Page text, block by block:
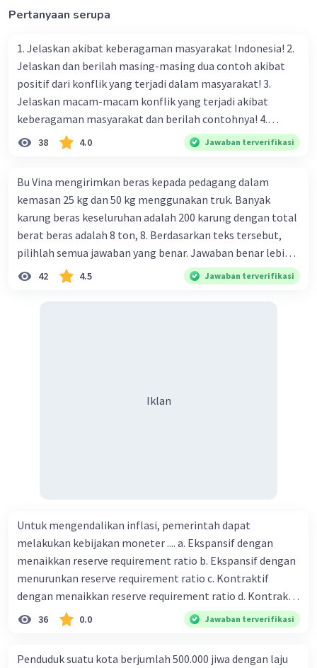
Iklan
Jawaban yang tepat adalah D. 5 A
Pembahasan :
Mencari hambatan pengganti Paralel (Rp)
= 4/12 + 3/12 + 3/12
= 10/12
Menentukan Hambatan total (R t)
R t = 2 𝞨 + 1,2 𝞨
= 3,2 𝞨
Mencari Kuat Arus (I)
= 16/3,2
Pertanyaan serupa
1. Jelaskan akibat keberagaman masyarakat Indonesia! 2.
Jelaskan dan berilah masing-masing dua contoh akibat
positif dari konflik yang terjadi dalam masyarakat! 3.
Jelaskan macam-macam konflik yang terjadi akibat
keberagaman masyarakat dan berilah contohnya! 4.
Mengapa dalam masyarakat yang memiliki keberagaman
bahasa, dan budaya. Berdasarkan pernyataan tersebut,
apa yang dapat kalian lakukan untuk menjaga
keberagaman supaya terhindar dari konflik?
38 4.0 Jawaban terverifikasi
Bu Vina mengirimkan beras kepada pedagang dalam
kemasan 25 kg dan 50 kg menggunakan truk. Banyak
karung beras keseluruhan adalah 200 karung dengan total
berat beras adalah 8 ton, 8. Berdasarkan teks tersebut,
pilihlah semua jawaban yang benar. Jawaban benar lebih
dari satu. Banyak karung beras kemasan 25 kg adalah 50
buah. Banyak karung beras kemasan 50 kg adalah 150
harus dibayar oleh Bu Vina? A. Rp2.540.000 C. Rp2.312.000 B.
42 4.5 Jawaban terverifikasi
Iklan
Untuk mengendalikan inflasi, pemerintah dapat
melakukan kebijakan moneter .... a. Ekspansif dengan
menaikkan reserve requirement ratio b. Ekspansif dengan
menurunkan reserve requirement ratio c. Kontraktif
dengan menaikkan reserve requirement ratio d. Kontraktif
dengan menurunkan reserve requirement ratio e.
Ekspansif dengan menaikkan tingkat diskonto Bila Bank
36 0.0 Jawaban terverifikasi
Penduduk suatu kota berjumlah 500.000 jiwa dengan laju